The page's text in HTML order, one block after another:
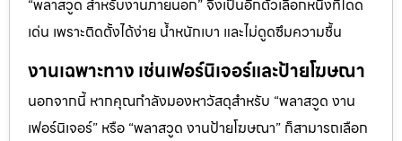
“พลาสวูด สำหรับงานภายนอก” จึงเป็นอีกตัวเลือกหนึ่งที่โดด
เด่น เพราะติดตั้งได้ง่าย น้ำหนักเบา และไม่ดูดซึมความชื้น
งานเฉพาะทาง เช่นเฟอร์นิเจอร์และป้ายโฆษณา
นอกจากนี้ หากคุณกำลังมองหาวัสดุสำหรับ “พลาสวูด งาน
เฟอร์นิเจอร์” หรือ “พลาสวูด งานป้ายโฆษณา” ก็สามารถเลือก